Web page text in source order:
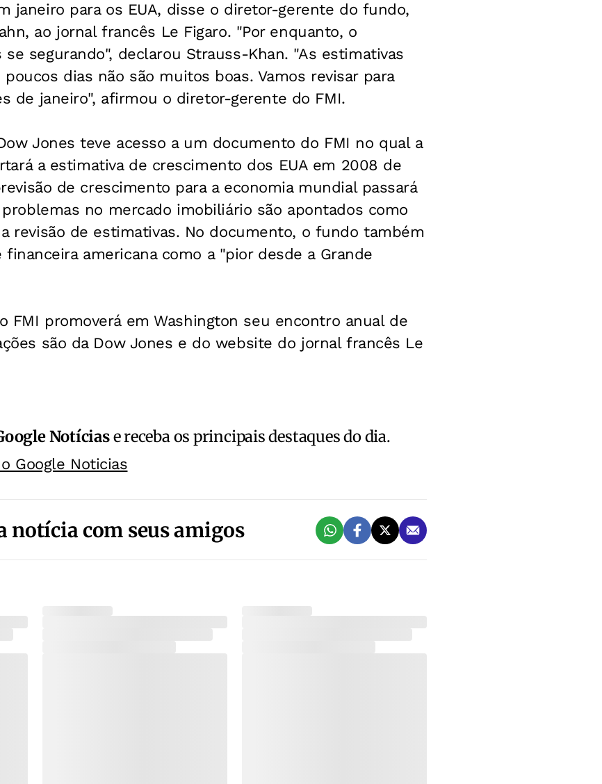
janeiro para os EUA, disse o diretor-gerente do fundo,
ao jornal francês Le Figaro. "Por enquanto, o
segurando", declarou Strauss-Khan. "As estimativas
dias não são muitos boas. Vamos revisar para
de janeiro", afirmou o diretor-gerente do FMI.
Jones teve acesso a um documento do FMI no qual a
a estimativa de crescimento dos EUA em 2008 de
de crescimento para a economia mundial passará
problemas no mercado imobiliário são apontados como
revisão de estimativas. No documento, o fundo também
americana como a "pior desde a Grande
FMI promoverá em Washington seu encontro anual de
são da Dow Jones e do website do jornal francês Le
Notíciase receba os principais destaques do dia.
Google Noticias
notícia com seus amigos